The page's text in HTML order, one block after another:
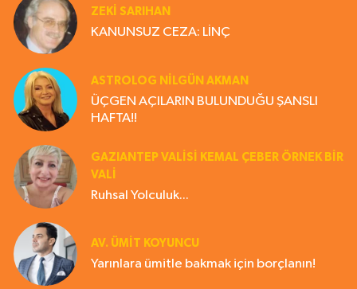
ZEKI SARIHAN
KANUNSUZ CEZA: LİNÇ
ASTROLOG NILGÜN AKMAN
ÜÇGEN AÇILARIN BULUNDUĞU ŞANSLI
HAFTA!!
GAZIANTEP VALISI KEMAL ÇEBER ÖRNEK BİR
VALİ
Ruhsal Yolculuk...
AV. ÜMIT KOYUNCU
Yarınlara ümitle bakmak için borçlanın!